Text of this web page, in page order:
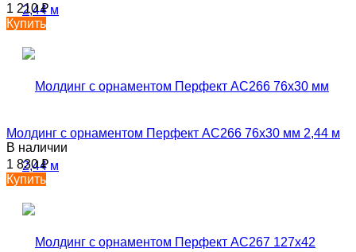
1 210₽
Купить
Молдинг с орнаментом Перфект AC266 76х30 мм 2,44 м
В наличии
1 830₽
Купить